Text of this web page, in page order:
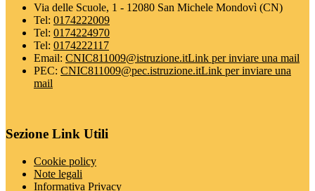
Via delle Scuole, 1 - 12080 San Michele Mondovì (CN)
Tel: 0174222009
Tel: 0174224970
Tel: 0174222117
Email: CNIC811009@istruzione.itLink per inviare una mail
PEC: CNIC811009@pec.istruzione.itLink per inviare una
mail
Sezione Link Utili
Cookie policy
Note legali
Informativa Privacy